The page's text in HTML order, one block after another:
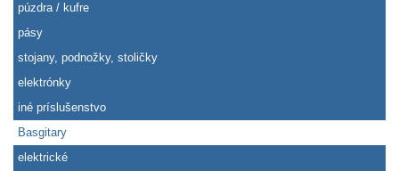
púzdra / kufre
pásy
stojany, podnožky, stoličky
elektrónky
iné príslušenstvo
Basgitary
elektrické